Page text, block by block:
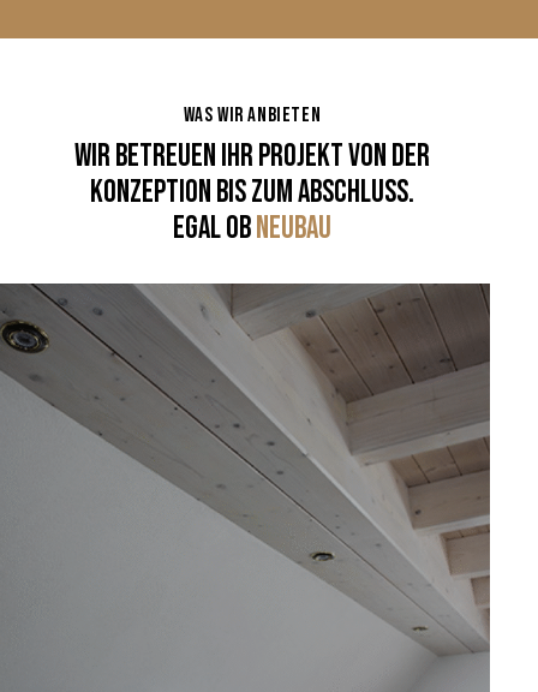
WAS WIR ANBIETEN
WIR BETREUEN IHR PROJEKT VON DER
KONZEPTION BIS ZUM ABSCHLUSS.
EGAL OBNEUBAU